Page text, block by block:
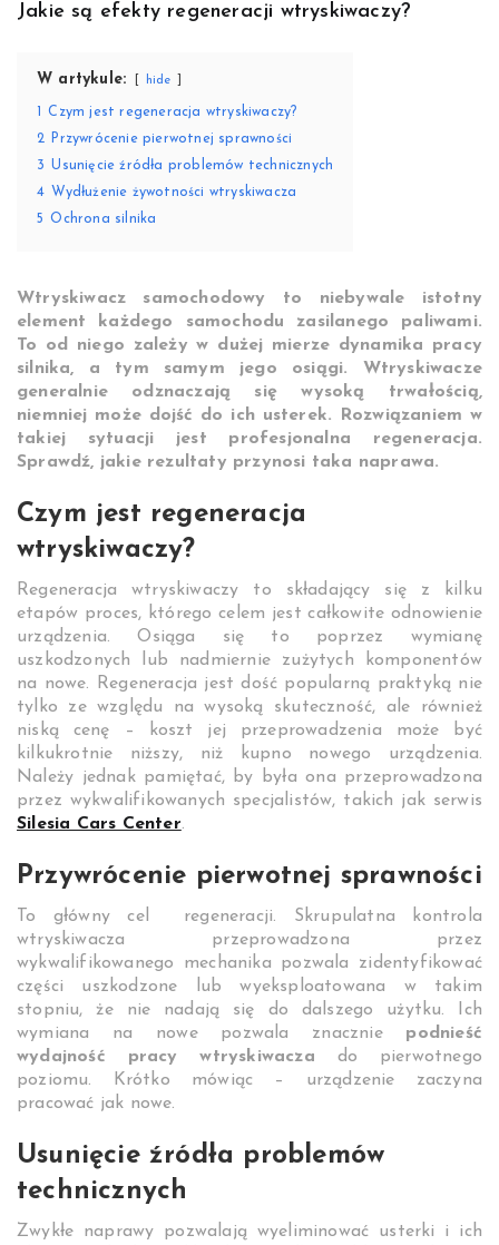
Jakie są efekty regeneracji wtryskiwaczy?
W artykule: hide
Czym jest regeneracja wtryskiwaczy?
2
Przywrócenie pierwotnej sprawności
3
Usunięcie źródła problemów technicznych
4 Wydłużenie żywotności wtryskiwacza
5
Ochrona silnika
Wtryskiwacz samochodowy to niebywale istotny
element każdego samochodu zasilanego paliwami.
To od niego zależy w dużej mierze dynamika pracy
silnika, a tym samym jego osiągi. Wtryskiwacze
generalnie odznaczają się wysoką trwałością,
niemniej może dojść do ich usterek. Rozwiązaniem w
takiej sytuacji jest profesjonalna regeneracja.
Sprawdź, jakie rezultaty przynosi taka naprawa.
Czym jest regeneracja
wtryskiwaczy?
Regeneracja wtryskiwaczy to składający się z kilku
etapów proces, którego celem jest całkowite odnowienie
urządzenia. Osiąga się to poprzez wymianę
uszkodzonych lub nadmiernie zużytych komponentów
na nowe. Regeneracja jest dość popularną praktyką nie
tylko ze względu na wysoką skuteczność, ale również
niską cenę – koszt jej przeprowadzenia może być
kilkukrotnie niższy, niż kupno nowego urządzenia.
Należy jednak pamiętać, by była ona przeprowadzona
przez wykwalifikowanych specjalistów, takich jak serwis
Silesia Cars Center.
Przywrócenie pierwotnej sprawności
To główny cel regeneracji. Skrupulatna kontrola
wtryskiwacza przeprowadzona przez
wykwalifikowanego mechanika pozwala zidentyfikować
części uszkodzone lub wyeksploatowana w takim
stopniu, że nie nadają się do dalszego użytku. Ich
wymiana na nowe pozwala znacznie podnieść
wydajność pracy wtryskiwacza do pierwotnego
poziomu. Krótko mówiąc – urządzenie zaczyna
pracować jak nowe.
Usunięcie źródła problemów
technicznych
Zwykłe naprawy pozwalają wyeliminować usterki i ich